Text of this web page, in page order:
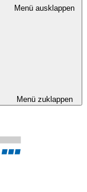
Menü ausklappen
Menü zuklappen